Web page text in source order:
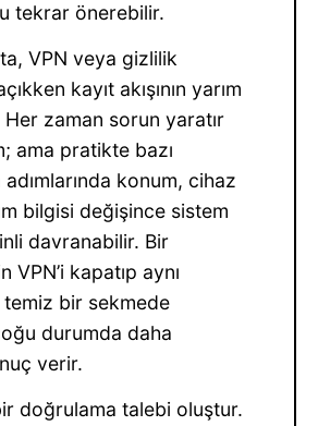
tekrar önerebilir.
VPN veya gizlilik
kayıt akışının yarım
Her zaman sorun yaratır
ama pratikte bazı
konum, cihaz
bilgisi değişince sistem
davranabilir. Bir
VPN’i kapatıp aynı
temiz bir sekmede
durumda daha
verir.
doğrulama talebi oluştur.